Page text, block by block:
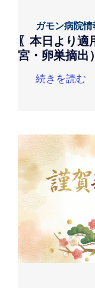
ガモン病院情
〖本日より
宮・卵巣摘出
続きを読む